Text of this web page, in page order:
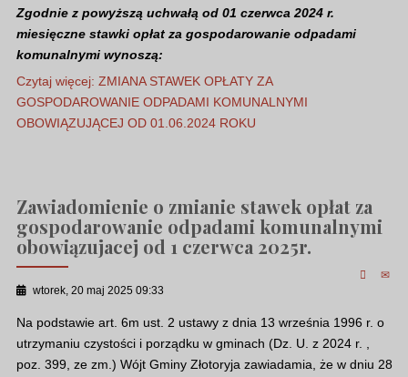
Zgodnie z powyższą uchwałą od 01 czerwca 2024 r.
miesięczne stawki opłat za gospodarowanie odpadami
komunalnymi wynoszą:
Czytaj więcej: ZMIANA STAWEK OPŁATY ZA
GOSPODAROWANIE ODPADAMI KOMUNALNYMI
OBOWIĄZUJĄCEJ OD 01.06.2024 ROKU
Zawiadomienie o zmianie stawek opłat za
gospodarowanie odpadami komunalnymi
obowiązujacej od 1 czerwca 2025r.
wtorek, 20 maj 2025 09:33
Na podstawie art. 6m ust. 2 ustawy z dnia 13 września 1996 r. o
utrzymaniu czystości i porządku w gminach (Dz. U. z 2024 r. ,
poz. 399, ze zm.) Wójt Gminy Złotoryja zawiadamia, że w dniu 28